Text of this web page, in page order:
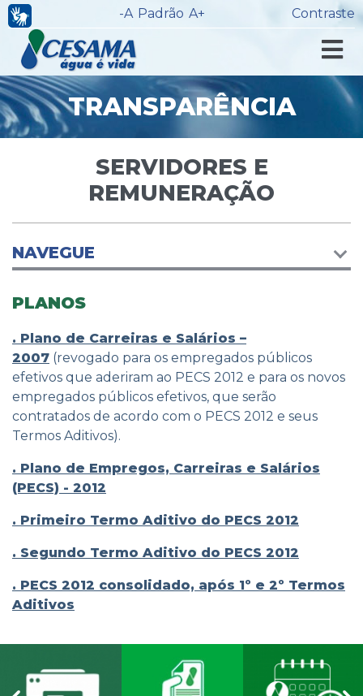
-A Padrão A+ Contraste
TRANSPARÊNCIA
SERVIDORES E
REMUNERAÇÃO
NAVEGUE
PLANOS
. Plano de Carreiras e Salários –
2007 (revogado para os empregados públicos
efetivos que aderiram ao PECS 2012 e para os novos
empregados públicos efetivos, que serão
contratados de acordo com o PECS 2012 e seus
Termos Aditivos).
. Plano de Empregos, Carreiras e Salários
(PECS) - 2012
. Primeiro Termo Aditivo do PECS 2012
. Segundo Termo Aditivo do PECS 2012
. PECS 2012 consolidado, após 1º e 2º Termos
Aditivos